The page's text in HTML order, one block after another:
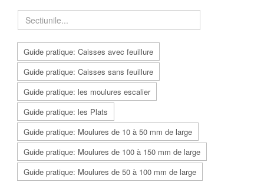
Guide pratique: Caisses avec feuillure
Guide pratique: Caisses sans feuillure
Guide pratique: les moulures escalier
Guide pratique: les Plats
Guide pratique: Moulures de 10 à 50 mm de large
Guide pratique: Moulures de 100 à 150 mm de large
Guide pratique: Moulures de 50 à 100 mm de large